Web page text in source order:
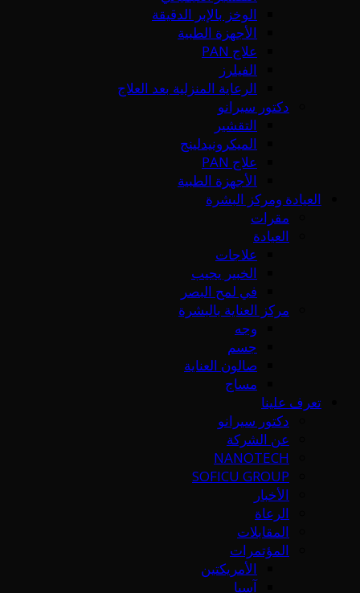
الوخز بالإبر الدقيقة
الأجهزة الطبية
علاج PAN
الفيلرز
الرعاية المنزلية بعد العلاج
دكتور سيرانو
التقشير
الميكرونيدلينج
علاج PAN
الأجهزة الطبية
العيادة ومركز البشرة
مقرات
العيادة
علاجات
الخبير يجيب
في لمح البصر
مركز العناية بالبشرة
وجه
جسم
صالون العناية
مساج
تعرف علينا
دكتور سيرانو
عن الشركة
NANOTECH
SOFICU GROUP
الأخبار
الرعاة
المقابلات
المؤتمرات
الأمريكتين
آسيا